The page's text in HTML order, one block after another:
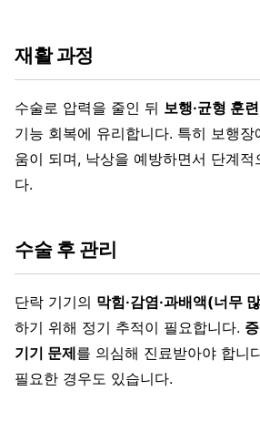
재활 과정
수술로 압력을 줄인 뒤 보행·균형 훈
기능 회복에 유리합니다. 특히 보행
움이 되며, 낙상을 예방하면서 단계적
다.
수술 후 관리
단락 기기의 막힘·감염·과배액(너무
하기 위해 정기 추적이 필요합니다.
기기 문제를 의심해 진료받아야 합니
필요한 경우도 있습니다.